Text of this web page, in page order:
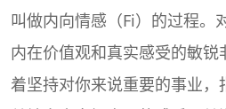
叫做内向情感（Fi）的过程。
内在价值观和真实感受的敏
着坚持对你来说重要的事业，